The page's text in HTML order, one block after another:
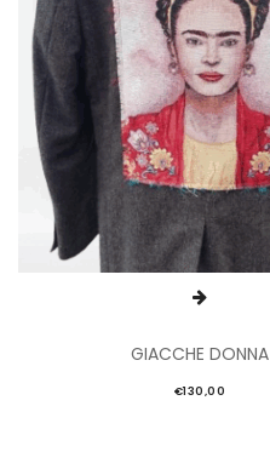
GIACCHE DONNA
€130,00